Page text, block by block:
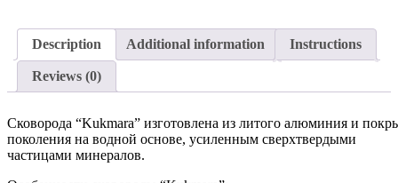
Description Additional information Instructions
Reviews (0)
Сковорода “Kukmara” изготовлена из литого алюминия и
поколения на водной основе, усиленным сверхтвердыми
частицами минералов.